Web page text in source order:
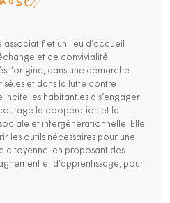
associatif et un lieu d’accueil
et de convivialité.
l’origine, dans une démarche
et dans la lutte contre
incite les habitant.es à s’engager
la coopération et la
et intergénérationnelle. Elle
les outils nécessaires pour une
citoyenne, en proposant des
et d’apprentissage, pour